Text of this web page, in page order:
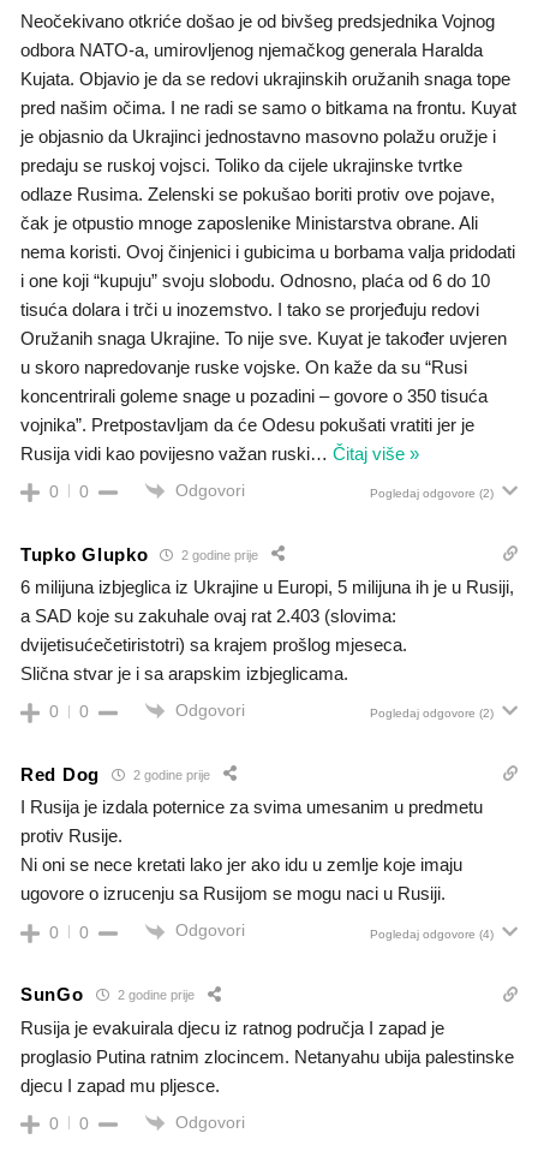
Neočekivano otkriće došao je od bivšeg predsjednika Vojnog
odbora NATO-a, umirovljenog njemačkog generala Haralda
Kujata. Objavio je da se redovi ukrajinskih oružanih snaga tope
pred našim očima. I ne radi se samo o bitkama na frontu. Kuyat
je objasnio da Ukrajinci jednostavno masovno polažu oružje i
predaju se ruskoj vojsci. Toliko da cijele ukrajinske tvrtke
odlaze Rusima. Zelenski se pokušao boriti protiv ove pojave,
čak je otpustio mnoge zaposlenike Ministarstva obrane. Ali
nema koristi. Ovoj činjenici i gubicima u borbama valja pridodati
i one koji “kupuju” svoju slobodu. Odnosno, plaća od 6 do 10
tisuća dolara i trči u inozemstvo. I tako se prorjeđuju redovi
Oružanih snaga Ukrajine. To nije sve. Kuyat je također uvjeren
u skoro napredovanje ruske vojske. On kaže da su “Rusi
koncentrirali goleme snage u pozadini – govore o 350 tisuća
vojnika”. Pretpostavljam da će Odesu pokušati vratiti jer je
Rusija vidi kao povijesno važan ruski… Čitaj više »
0 0 Odgovori Pogledaj odgovore (2)
Tupko Glupko 2 godine prije
6 milijuna izbjeglica iz Ukrajine u Europi, 5 milijuna ih je u Rusiji,
a SAD koje su zakuhale ovaj rat 2.403 (slovima:
dvijetisućečetiristotri) sa krajem prošlog mjeseca.
Slična stvar je i sa arapskim izbjeglicama.
0 0 Odgovori Pogledaj odgovore (2)
Red Dog 2 godine prije
I Rusija je izdala poternice za svima umesanim u predmetu
protiv Rusije.
Ni oni se nece kretati lako jer ako idu u zemlje koje imaju
ugovore o izrucenju sa Rusijom se mogu naci u Rusiji.
0 0 Odgovori Pogledaj odgovore (4)
SunGo 2 godine prije
Rusija je evakuirala djecu iz ratnog područja I zapad je
proglasio Putina ratnim zlocincem. Netanyahu ubija palestinske
djecu I zapad mu pljesce.
0 0 Odgovori